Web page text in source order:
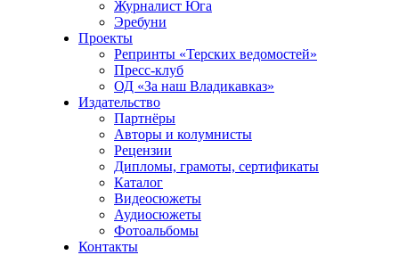
Журналист Юга
Эребуни
Проекты
Репринты «Терских ведомостей»
Пресс-клуб
ОД «За наш Владикавказ»
Издательство
Партнёры
Авторы и колумнисты
Рецензии
Дипломы, грамоты, сертификаты
Каталог
Видеосюжеты
Аудиосюжеты
Фотоальбомы
Контакты